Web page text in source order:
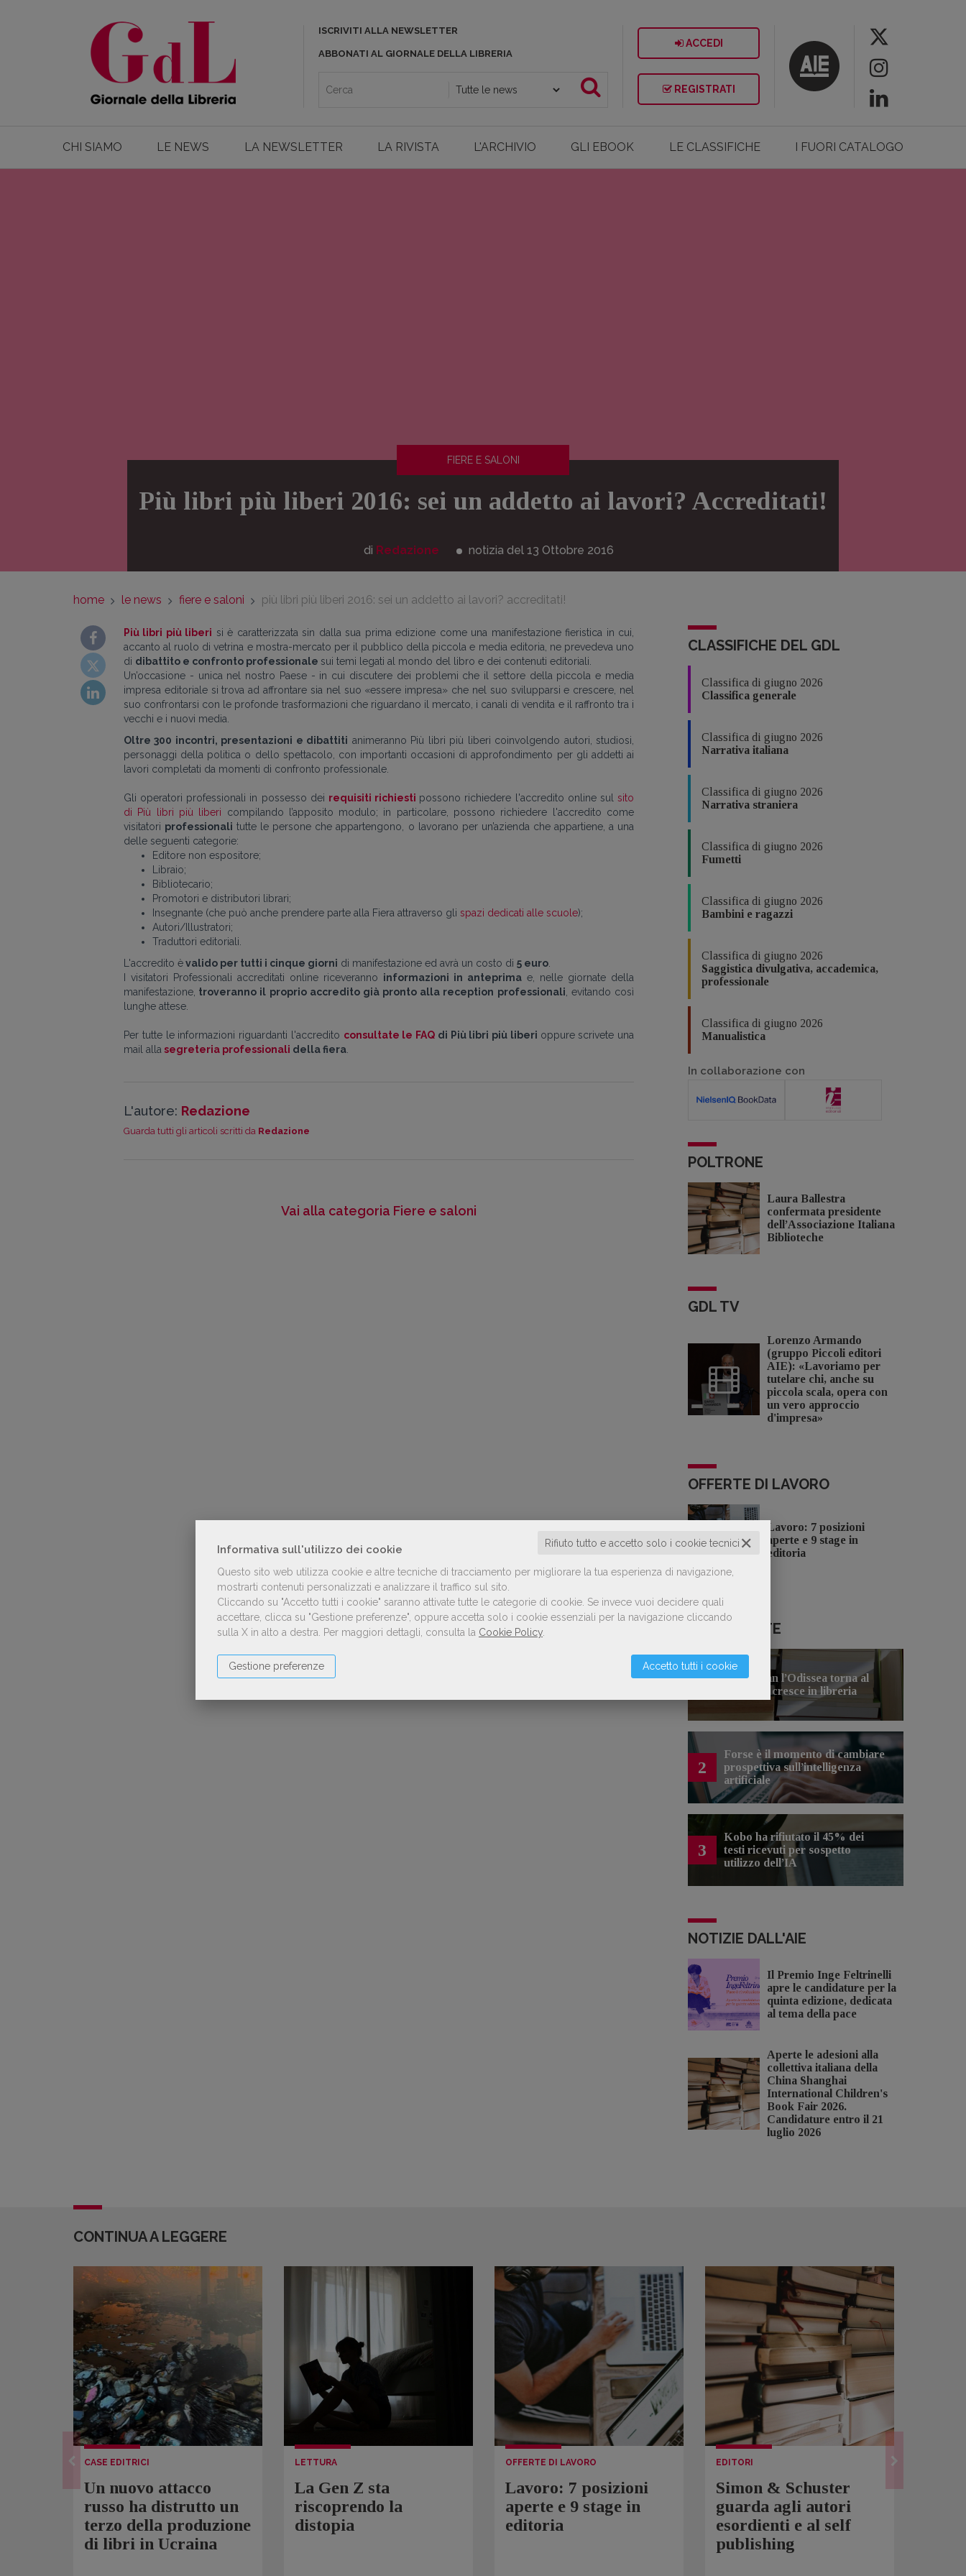
Informativa sull'utilizzo dei cookie ✕
Rifiuto tutto e accetto solo i cookie tecnici
Questo sito web utilizza cookie e altre tecniche di tracciamento per migliorare la tua esperienza di navigazione,
mostrarti contenuti personalizzati e analizzare il traffico sul sito.
Cliccando su "Accetto tutti i cookie" saranno attivate tutte le categorie di cookie. Se invece vuoi decidere quali
accettare, clicca su "Gestione preferenze", oppure accetta solo i cookie essenziali per la navigazione cliccando
sulla X in alto a destra.
Per maggiori dettagli, consulta la Cookie Policy
Accetto tutti i cookie
Gestione preferenze
ISCRIVITI ALLA NEWSLETTER
ABBONATI AL GIORNALE DELLA LIBRERIA
ACCEDI
REGISTRATI
CHI SIAMO LE NEWS LA NEWSLETTER LA RIVISTA L'ARCHIVIO GLI EBOOK LE CLASSIFICHE I FUORI CATALOGO
FIERE E SALONI
Più libri più liberi 2016: sei un addetto ai lavori? Accreditati!
di Redazione notizia del 13 Ottobre 2016
home le news fiere e saloni più libri più liberi 2016: sei un addetto ai lavori? accreditati!
Più libri più liberi si è caratterizzata sin dalla sua prima edizione come una manifestazione fieristica in cui,
accanto al ruolo di vetrina e mostra-mercato per il pubblico della piccola e media editoria, ne prevedeva uno
di dibattito e confronto professionale sui temi legati al mondo del libro e dei contenuti editoriali.
Un’occasione - unica nel nostro Paese - in cui discutere dei problemi che il settore della piccola e media
impresa editoriale si trova ad affrontare sia nel suo «essere impresa» che nel suo svilupparsi e crescere, nel
suo confrontarsi con le profonde trasformazioni che riguardano il mercato, i canali di vendita e il raffronto tra i
vecchi e i nuovi media.
Oltre 300 incontri, presentazioni e dibattiti animeranno Più libri più liberi coinvolgendo autori, studiosi,
personaggi della politica o dello spettacolo, con importanti occasioni di approfondimento per gli addetti ai
lavori completati da momenti di confronto professionale.
Gli operatori professionali in possesso dei requisiti richiesti possono richiedere l'accredito online sulsito
di Più libri più liberi compilando l’apposito modulo; in particolare, possono richiedere l'accredito come
visitatori professionali tutte le persone che appartengono, o lavorano per un’azienda che appartiene, a una
delle seguenti categorie:
Editore non espositore;
Libraio;
Bibliotecario;
Promotori e distributori librari;
Insegnante (che può anche prendere parte alla Fiera attraverso gli spazi dedicati alle scuole);
Autori/Illustratori;
Traduttori editoriali.
L'accredito èvalido per tutti i cinque giorni di manifestazione ed avrà un costo di 5 euro
I visitatori Professionali accreditati online riceveranno informazioni in anteprimae, nelle giornate della
manifestazione, troveranno il proprio accredito già pronto alla reception professionali , evitando così
lunghe attese.
Per tutte le informazioni riguardanti l'accredito consultate le FAQ di Più libri più liberi oppure scrivete una
mail alla segreteria professionali della fiera
L'autore: Redazione
Guarda tutti gli articoli scritti da Redazione
Vai alla categoria Fiere e saloni
CLASSIFICHE DEL GDL
Classifica di giugno 2026
Classifica generale
Classifica di giugno 2026
Narrativa italiana
Classifica di giugno 2026
Narrativa straniera
Classifica di giugno 2026
Fumetti
Classifica di giugno 2026
Bambini e ragazzi
Classifica di giugno 2026
Saggistica divulgativa, accademica,
professionale
Classifica di giugno 2026
Manualistica
In collaborazione con
POLTRONE
Laura Ballestra
confermata presidente
dell’Associazione Italiana
Biblioteche
GDL TV
Lorenzo Armando
(gruppo Piccoli editori
AIE): «Lavoriamo per
tutelare chi, anche su
piccola scala, opera con
un vero approccio
d'impresa»
OFFERTE DI LAVORO
Lavoro: 7 posizioni
aperte e 9 stage in
editoria
LE PIÙ LETTE
1
Con Nolan l’Odissea torna al
cinema e cresce in libreria
2
Forse è il momento di cambiare
prospettiva sull’intelligenza
artificiale
3
Kobo ha rifiutato il 45% dei
testi ricevuti per sospetto
utilizzo dell’IA
NOTIZIE DALL'AIE
Il Premio Inge Feltrinelli
apre le candidature per la
quinta edizione, dedicata
al tema della pace
Aperte le adesioni alla
collettiva italiana della
China Shanghai
International Children's
Book Fair 2026.
Candidature entro il 21
luglio 2026
CONTINUA A LEGGERE
CASE EDITRICI
Un nuovo attacco
russo ha distrutto un
terzo della produzione
di libri in Ucraina
LETTURA
La Gen Z sta
riscoprendo la
distopia
OFFERTE DI LAVORO
Lavoro: 7 posizioni
aperte e 9 stage in
editoria
EDITORI
Simon & Schuster
guarda agli autori
esordienti e al self
publishing